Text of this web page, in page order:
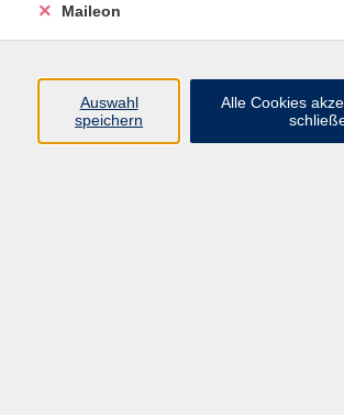
Maileon
Auswahl
speichern
Alle Cookies